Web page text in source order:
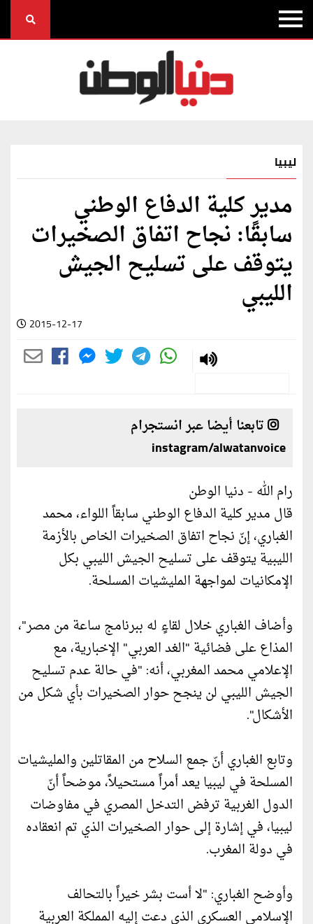
ليبيا
مدير كلية الدفاع الوطني
سابقًا: نجاح اتفاق الصخيرات
يتوقف على تسليح الجيش
الليبي
2015-12-17
تابعنا أيضا عبر انستجرام
instagram/alwatanvoice
رام الله - دنيا الوطن
قال مدير كلية الدفاع الوطني سابقاً اللواء، محمد
الغباري، إنّ نجاح اتفاق الصخيرات الخاص بالأزمة
الليبية يتوقف على تسليح الجيش الليبي بكل
الإمكانيات لمواجهة المليشيات المسلحة.
وأضاف الغباري خلال لقاءٍ له ببرنامج ساعة من مصر"،
المذاع على فضائية "الغد العربي" الإخبارية، مع
الإعلامي محمد المغربي، أنه: "في حالة عدم تسليح
الجيش الليبي لن ينجح حوار الصخيرات بأي شكل من
الأشكال".
وتابع الغباري أنّ جمع السلاح من المقاتلين والمليشيات
المسلحة في ليبيا يعد أمراً مستحيلاً، موضحاً أنّ
الدول الغربية ترفض التدخل المصري في مفاوضات
ليبيا، في إشارة إلى حوار الصخيرات الذي تم انعقاده
في دولة المغرب.
وأوضح الغباري: "لا أست بشر خيراً بالتحالف
الإسلامي العسكري الذي دعت إليه المملكة العربية